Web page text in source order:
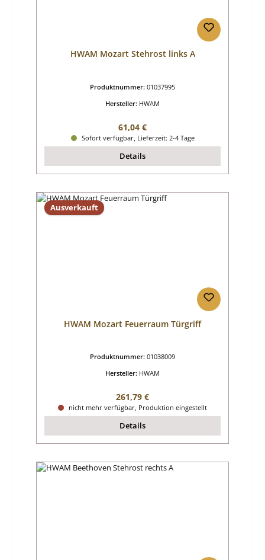
HWAM Mozart Stehrost links A
Produktnummer: 01037995
Hersteller: HWAM
Regulärer Preis:
61,04 €
Sofort verfügbar, Lieferzeit: 2-4 Tage
Details
Ausverkauft
HWAM Mozart Feuerraum Türgriff
Produktnummer: 01038009
Hersteller: HWAM
Regulärer Preis:
261,79 €
nicht mehr verfügbar, Produktion eingestellt
Details